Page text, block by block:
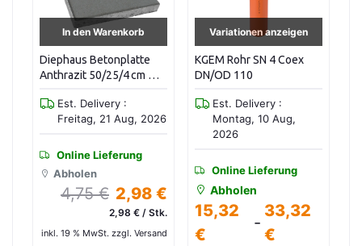
Variationen anzeigen
KGEM Rohr SN 4 Coex
DN/OD 110
Est. Delivery :
Montag, 10 Aug,
Online Lieferung
Abholen
€
33,32
€
Variationen anzeigen
SC Steigrohr - PVC - DN
400
Est. Delivery :
Montag, 10 Aug,
2026
Online Lieferung
Abholen
20,50
€
-
219,60
€